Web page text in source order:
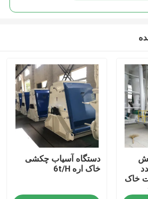
عدد
خاک
دستگاه آسیاب چکشی
خاک اره 6t/H